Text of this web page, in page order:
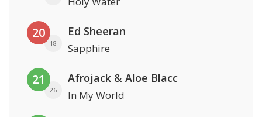
20
18
Ed Sheeran
Sapphire
21
26
Afrojack & Aloe Blacc
In My World